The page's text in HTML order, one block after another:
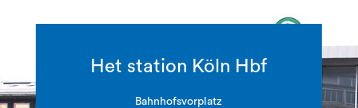
Het station Köln Hbf
Bahnhofsvorplatz